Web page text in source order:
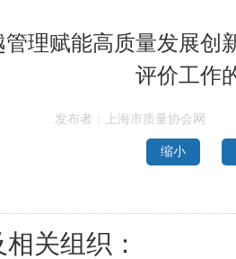
理赋能高质量发展创
评价工作
发布者：上海市质量协会网
缩小
关组织：